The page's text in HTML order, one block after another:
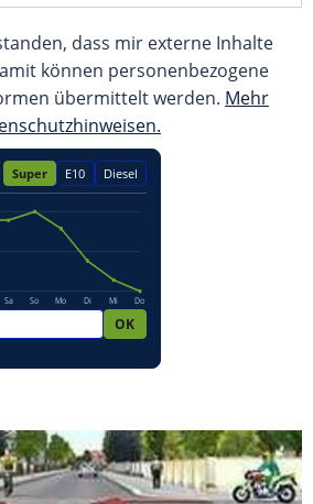
dass mir externe Inhalte
können personenbezogene
übermittelt werden. Mehr